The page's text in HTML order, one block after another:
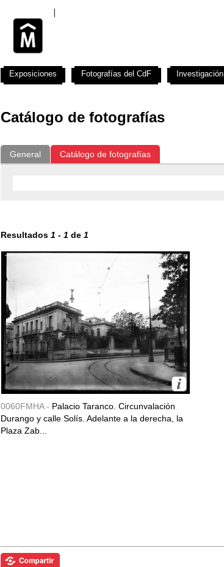
Catálogo de fotografías
General Catálogo de fotografías
Resultados 1 - 1 de 1
0060FMHA - Palacio Taranco. Circunvalación
Durango y calle Solís. Adelante a la derecha, la
Plaza Zab...
Exposiciones Fotografías del CdF Investigación